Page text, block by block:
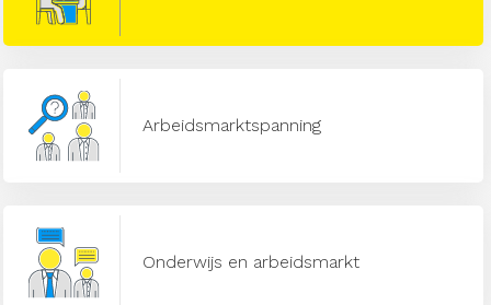
Arbeidsmarktspanning
Onderwijs en arbeidsmarkt